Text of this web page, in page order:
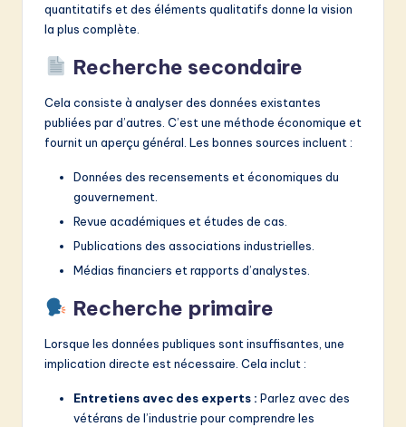
quantitatifs et des éléments qualitatifs donne la vision
la plus complète.
Recherche secondaire
Cela consiste à analyser des données existantes
publiées par d’autres. C’est une méthode économique et
fournit un aperçu général. Les bonnes sources incluent :
Données des recensements et économiques du
gouvernement.
Revue académiques et études de cas.
Publications des associations industrielles.
Médias financiers et rapports d’analystes.
Recherche primaire
Lorsque les données publiques sont insuffisantes, une
implication directe est nécessaire. Cela inclut :
Entretiens avec des experts : Parlez avec des
vétérans de l’industrie pour comprendre les